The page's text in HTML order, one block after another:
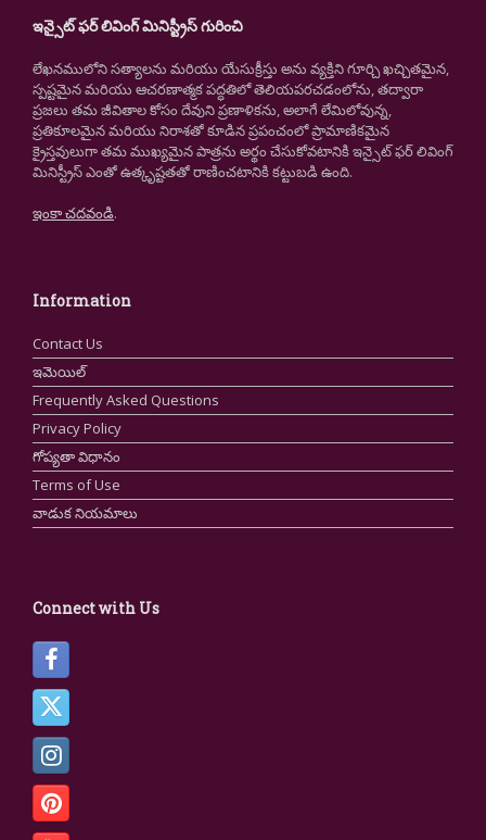
ఇన్సైట్ ఫర్ లివింగ్ మినిస్ట్రీస్ గురించి
లేఖనములోని సత్యాలను మరియు యేసుక్రీస్తు అను వ్యక్తిని గూర్చి ఖచ్చితమైన,
స్పష్టమైన మరియు ఆచరణాత్మక పద్ధతిలో తెలియపరచడంలోను, తద్వారా
ప్రజలు తమ జీవితాల కోసం దేవుని ప్రణాళికను, అలాగే లేమిలోవున్న,
ప్రతికూలమైన మరియు నిరాశతో కూడిన ప్రపంచంలో ప్రామాణికమైన
క్రైస్తవులుగా తమ ముఖ్యమైన పాత్రను అర్థం చేసుకోవటానికి ఇన్సైట్ ఫర్ లివింగ్
మినిస్ట్రీస్ ఎంతో ఉత్కృష్టతతో రాణించటానికి కట్టుబడి ఉంది.
ఇంకా చదవండి.
Information
Contact Us
ఇమెయిల్
Frequently Asked Questions
Privacy Policy
గోప్యతా విధానం
Terms of Use
వాడుక నియమాలు
Connect with Us